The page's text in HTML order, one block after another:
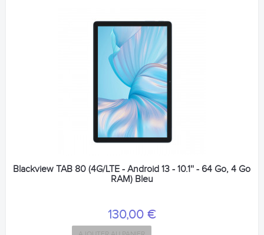
Blackview TAB 80 (4G/LTE - Android 13 - 10.1'' - 64 Go, 4 Go
RAM) Bleu
130,00 €